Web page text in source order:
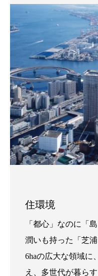
住環境
「都心」なのに「
潤いも持った「芝
6haの広大な領域に
え、多世代が暮ら